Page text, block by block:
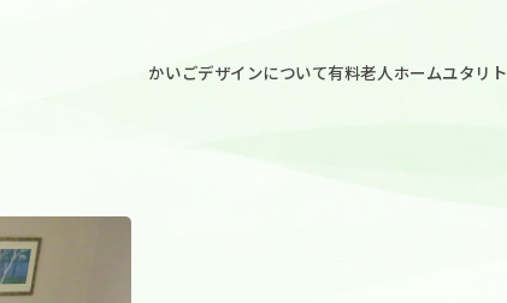
かいごデザインについて有料老人ホームユタリト